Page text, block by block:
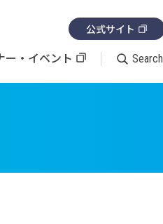
ー・イベント Search
公式サイト